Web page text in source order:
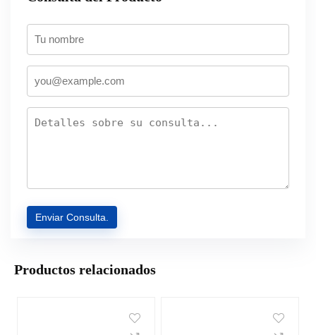
Productos relacionados